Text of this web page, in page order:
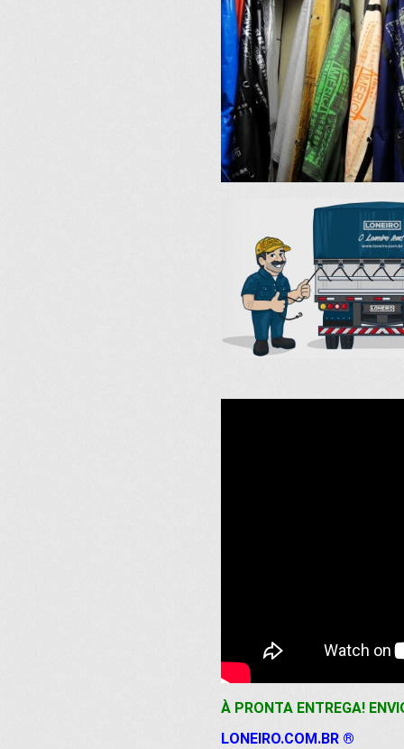
À PRONTA ENTREGA!
LONEIRO.COM.BR ®